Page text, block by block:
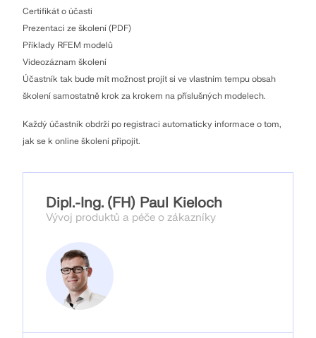
Certifikát o účasti
Prezentaci ze školení (PDF)
Příklady RFEM modelů
Videozáznam školení
Účastník tak bude mít možnost projít si ve vlastním tempu obsah
školení samostatně krok za krokem na příslušných modelech.
Každý účastník obdrží po registraci automaticky informace o tom,
jak se k online školení připojit.
Dipl.-Ing. (FH) Paul Kieloch
Vývoj produktů a péče o zákazníky